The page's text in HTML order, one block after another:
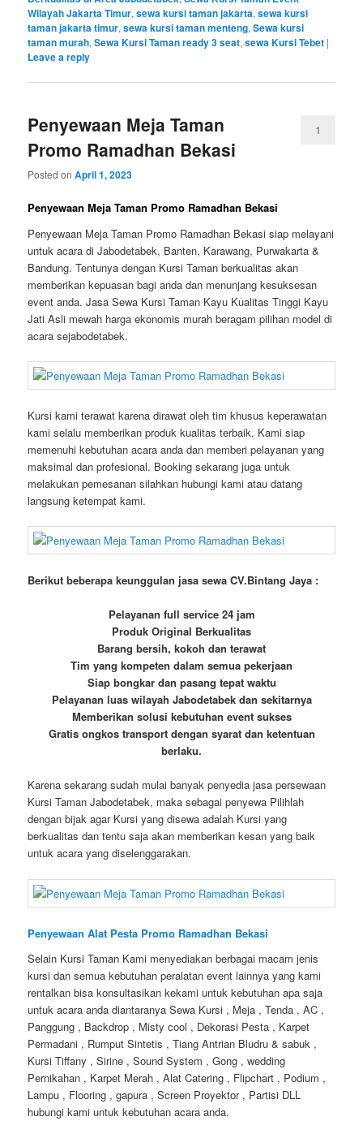
Wilayah Jakarta Timur,sewa kursi taman jakarta,sewa kursi
taman jakarta timur,sewa kursi taman menteng,Sewa kursi
taman murah,Sewa Kursi Taman ready 3 seat,sewa Kursi Tebet |
Leave a reply
Penyewaan Meja Taman
Promo Ramadhan Bekasi
Posted onApril 1, 2023
1
Penyewaan Meja Taman Promo Ramadhan Bekasi
Penyewaan Meja Taman Promo Ramadhan Bekasi siap melayani
untuk acara di Jabodetabek, Banten, Karawang, Purwakarta &
Bandung. Tentunya dengan Kursi Taman berkualitas akan
memberikan kepuasan bagi anda dan menunjang kesuksesan
event anda. Jasa Sewa Kursi Taman Kayu Kualitas Tinggi Kayu
Jati Asli mewah harga ekonomis murah beragam pilihan model di
acara sejabodetabek.
Kursi kami terawat karena dirawat oleh tim khusus keperawatan
kami selalu memberikan produk kualitas terbaik. Kami siap
memenuhi kebutuhan acara anda dan memberi pelayanan yang
maksimal dan profesional. Booking sekarang juga untuk
melakukan pemesanan silahkan hubungi kami atau datang
langsung ketempat kami.
Berikut beberapa keunggulan jasa sewa CV.Bintang Jaya :
Pelayanan full service 24 jam
Produk Original Berkualitas
Barang bersih, kokoh dan terawat
Tim yang kompeten dalam semua pekerjaan
Siap bongkar dan pasang tepat waktu
Pelayanan luas wilayah Jabodetabek dan sekitarnya
Memberikan solusi kebutuhan event sukses
Gratis ongkos transport dengan syarat dan ketentuan
berlaku.
Karena sekarang sudah mulai banyak penyedia jasa persewaan
Kursi Taman Jabodetabek, maka sebagai penyewa Pilihlah
dengan bijak agar Kursi yang disewa adalah Kursi yang
berkualitas dan tentu saja akan memberikan kesan yang baik
untuk acara yang diselenggarakan.
Penyewaan Alat Pesta Promo Ramadhan Bekasi
Selain Kursi Taman Kami menyediakan berbagai macam jenis
kursi dan semua kebutuhan peralatan event lainnya yang kami
rentalkan bisa konsultasikan kekami untuk kebutuhan apa saja
untuk acara anda diantaranya Sewa Kursi , Meja , Tenda , AC ,
Panggung , Backdrop , Misty cool , Dekorasi Pesta , Karpet
Permadani , Rumput Sintetis , Tiang Antrian Bludru & sabuk ,
Kursi Tiffany , Sirine , Sound System , Gong , wedding
Pernikahan , Karpet Merah , Alat Catering , Flipchart , Podium ,
Lampu , Flooring , gapura , Screen Proyektor , Partisi DLL
hubungi kami untuk kebutuhan acara anda.